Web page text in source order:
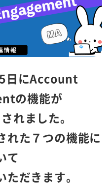
日にAccount
の機能が
れました。
れた７つの機能に
て
だきます。